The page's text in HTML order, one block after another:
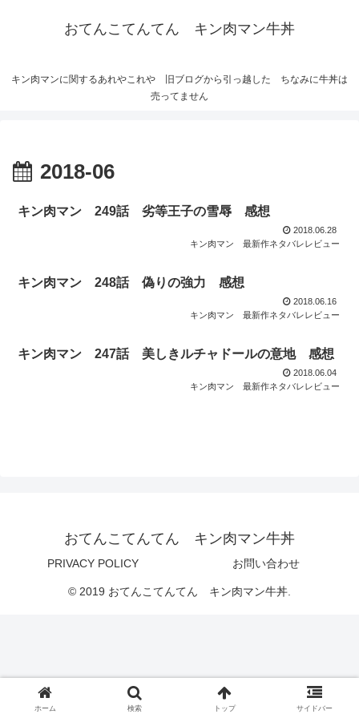
おてんこてんてん キン肉マン牛丼
キン肉マンに関するあれやこれや 旧ブログから引っ越した ちなみに牛丼は
売ってません
2018-06
キン肉マン 249話 劣等王子の雪辱 感想
2018.06.28
キン肉マン 最新作ネタバレレビュー
キン肉マン 248話 偽りの強力 感想
2018.06.16
キン肉マン 最新作ネタバレレビュー
キン肉マン 247話 美しきルチャドールの意地 感想
2018.06.04
キン肉マン 最新作ネタバレレビュー
おてんこてんてん キン肉マン牛丼
PRIVACY POLICY お問い合わせ
© 2019 おてんこてんてん キン肉マン牛丼.
ホーム 検索 トップ サイドバー